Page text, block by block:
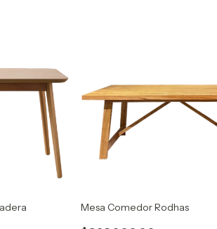
Mesa Comedor Rodhas